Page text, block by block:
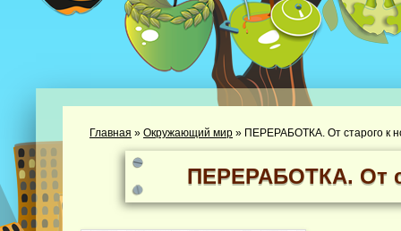
Главная » Окружающий мир » ПЕРЕРАБОТКА. От старого к
ПЕРЕРАБОТКА. От